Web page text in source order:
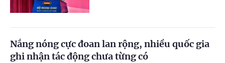
Nắng nóng cực đoan lan rộng, nhiều quốc gia
ghi nhận tác động chưa từng có